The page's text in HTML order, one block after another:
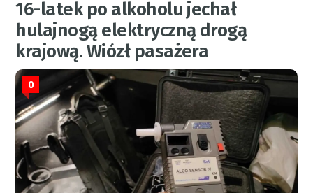
16-latek po alkoholu jechał
hulajnogą elektryczną drogą
krajową. Wiózł pasażera
0